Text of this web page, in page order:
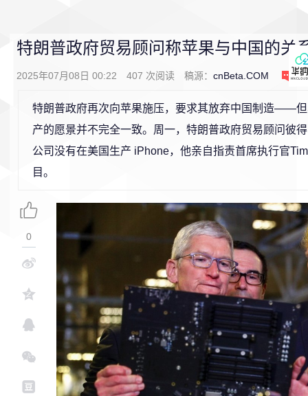
特朗​​普政府贸易顾问称苹果与中国的关
2025年07月08日 00:22 407 次阅读 稿源： cnBeta.COM 0
特朗普政府再次向苹果施压，要求其放弃中国制造——
产的愿景并不完全一致。周一，特朗普政府贸易顾问彼
公司没有在美国生产 iPhone，他亲自指责首席执行官
目。
0